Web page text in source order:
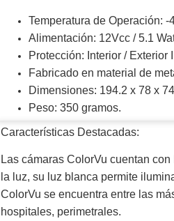
Temperatura de Operación: -
Alimentación: 12Vcc / 5.1
Protección: Interior / Exterior
Fabricado en material de
Dimensiones: 194.2 x 78 x
Peso: 350 gramos.
Características Destacadas:
Las cámaras ColorVu cuentan
la luz, su luz blanca permite
ColorVu se encuentra entre las
hospitales, perimetrales.